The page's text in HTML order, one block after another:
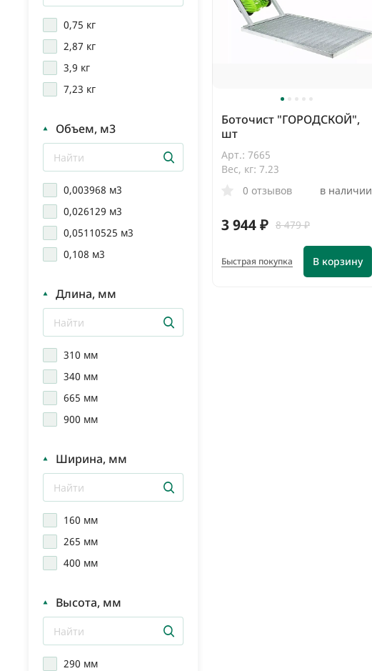
0,75 кг
2,87 кг
3,9 кг
7,23 кг
Объем, м3
0,003968 м3
0,026129 м3
0,05110525 м3
0,108 м3
Длина, мм
310 мм
340 мм
665 мм
900 мм
Ширина, мм
160 мм
265 мм
400 мм
Высота, мм
290 мм
Боточист "ГОРОДСКОЙ",
шт
Арт.: 7665
Вес, кг: 7.23
0 отзывов
в наличии
3 944 ₽ 8 479 ₽
В корзину
Быстрая покупка